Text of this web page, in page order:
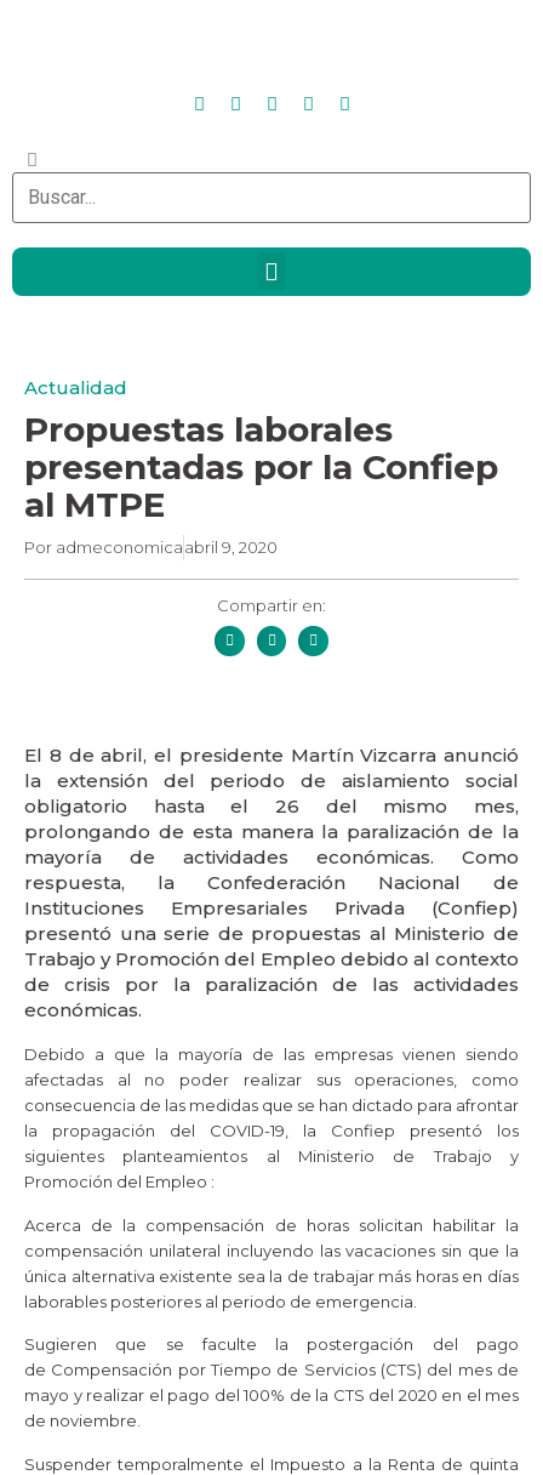
Actualidad
Propuestas laborales
presentadas por la Confiep
al MTPE
Por admeconomicaabril 9, 2020
Compartir en:
El 8 de abril, el presidente Martín Vizcarra anunció
la extensión del periodo de aislamiento social
obligatorio hasta el 26 del mismo mes,
prolongando de esta manera la paralización de la
mayoría de actividades económicas. Como
respuesta, la Confederación Nacional de
Instituciones Empresariales Privada (Confiep)
presentó una serie de propuestas al Ministerio de
Trabajo y Promoción del Empleo debido al contexto
de crisis por la paralización de las actividades
económicas.
Debido a que la mayoría de las empresas vienen siendo
afectadas al no poder realizar sus operaciones, como
consecuencia de las medidas que se han dictado para afrontar
la propagación del COVID-19, la Confiep presentó los
siguientes planteamientos al Ministerio de Trabajo y
Promoción del Empleo :
Acerca de la compensación de horas solicitan habilitar la
compensación unilateral incluyendo las vacaciones sin que la
única alternativa existente sea la de trabajar más horas en días
laborables posteriores al periodo de emergencia.
Sugieren que se faculte la postergación del pago
de Compensación por Tiempo de Servicios (CTS) del mes de
mayo y realizar el pago del 100% de la CTS del 2020 en el mes
de noviembre.
Suspender temporalmente el Impuesto a la Renta de quinta